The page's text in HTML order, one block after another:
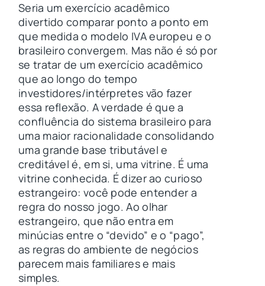
Seria um exercício acadêmico
divertido comparar ponto a ponto em
que medida o modelo IVA europeu e o
brasileiro convergem. Mas não é só por
se tratar de um exercício acadêmico
que ao longo do tempo
investidores/intérpretes vão fazer
essa reflexão. A verdade é que a
confluência do sistema brasileiro para
uma maior racionalidade consolidando
uma grande base tributável e
creditável é, em si, uma vitrine. É uma
vitrine conhecida. É dizer ao curioso
estrangeiro: você pode entender a
regra do nosso jogo. Ao olhar
estrangeiro, que não entra em
minúcias entre o “devido” e o “pago”,
as regras do ambiente de negócios
parecem mais familiares e mais
simples.